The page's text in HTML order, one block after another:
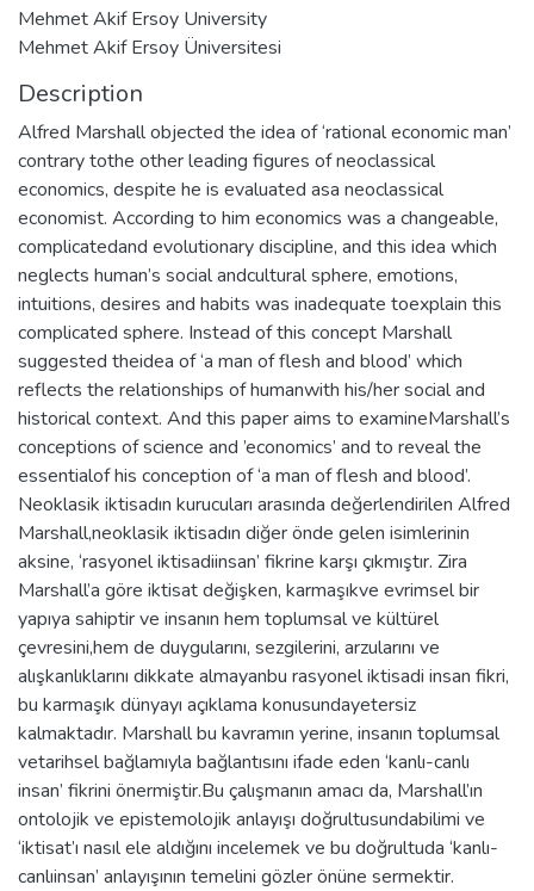
Mehmet Akif Ersoy University
Mehmet Akif Ersoy Üniversitesi
Description
Alfred Marshall objected the idea of ‘rational economic man’
contrary tothe other leading figures of neoclassical
economics, despite he is evaluated asa neoclassical
economist. According to him economics was a changeable,
complicatedand evolutionary discipline, and this idea which
neglects human’s social andcultural sphere, emotions,
intuitions, desires and habits was inadequate toexplain this
complicated sphere. Instead of this concept Marshall
suggested theidea of ‘a man of flesh and blood’ which
reflects the relationships of humanwith his/her social and
historical context. And this paper aims to examineMarshall’s
conceptions of science and ’economics’ and to reveal the
essentialof his conception of ‘a man of flesh and blood’.
Neoklasik iktisadın kurucuları arasında değerlendirilen Alfred
Marshall,neoklasik iktisadın diğer önde gelen isimlerinin
aksine, ‘rasyonel iktisadiinsan’ fikrine karşı çıkmıştır. Zira
Marshall’a göre iktisat değişken, karmaşıkve evrimsel bir
yapıya sahiptir ve insanın hem toplumsal ve kültürel
çevresini,hem de duygularını, sezgilerini, arzularını ve
alışkanlıklarını dikkate almayanbu rasyonel iktisadi insan fikri,
bu karmaşık dünyayı açıklama konusundayetersiz
kalmaktadır. Marshall bu kavramın yerine, insanın toplumsal
vetarihsel bağlamıyla bağlantısını ifade eden ‘kanlı-canlı
insan’ fikrini önermiştir.Bu çalışmanın amacı da, Marshall’ın
ontolojik ve epistemolojik anlayışı doğrultusundabilimi ve
‘iktisat’ı nasıl ele aldığını incelemek ve bu doğrultuda ‘kanlı-
canlıinsan’ anlayışının temelini gözler önüne sermektir.